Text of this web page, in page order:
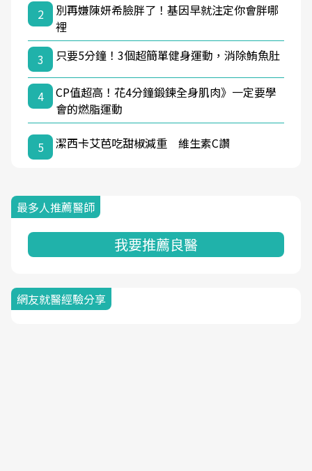
2
別再嫌陳妍希臉胖了！基因早就注定你會胖哪
裡
3
只要5分鐘！3個超簡單健身運動，消除鮪魚肚
4
CP值超高！花4分鐘鍛鍊全身肌肉》一定要學
會的燃脂運動
5 潔西卡艾芭吃甜椒減重 維生素C讚
最多人推薦醫師
我要推薦良醫
網友就醫經驗分享